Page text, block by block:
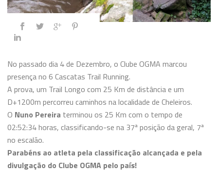
No passado dia 4 de Dezembro, o Clube OGMA marcou
presença no 6 Cascatas Trail Running.
A prova, um Trail Longo com 25 Km de distância e um
D+1200m percorreu caminhos na localidade de Cheleiros.
O Nuno Pereira terminou os 25 Km com o tempo de
02:52:34 horas, classificando-se na 37ª posição da geral, 7ª
no escalão.
Parabéns ao atleta pela classificação alcançada e pela
divulgação do Clube OGMA pelo país!